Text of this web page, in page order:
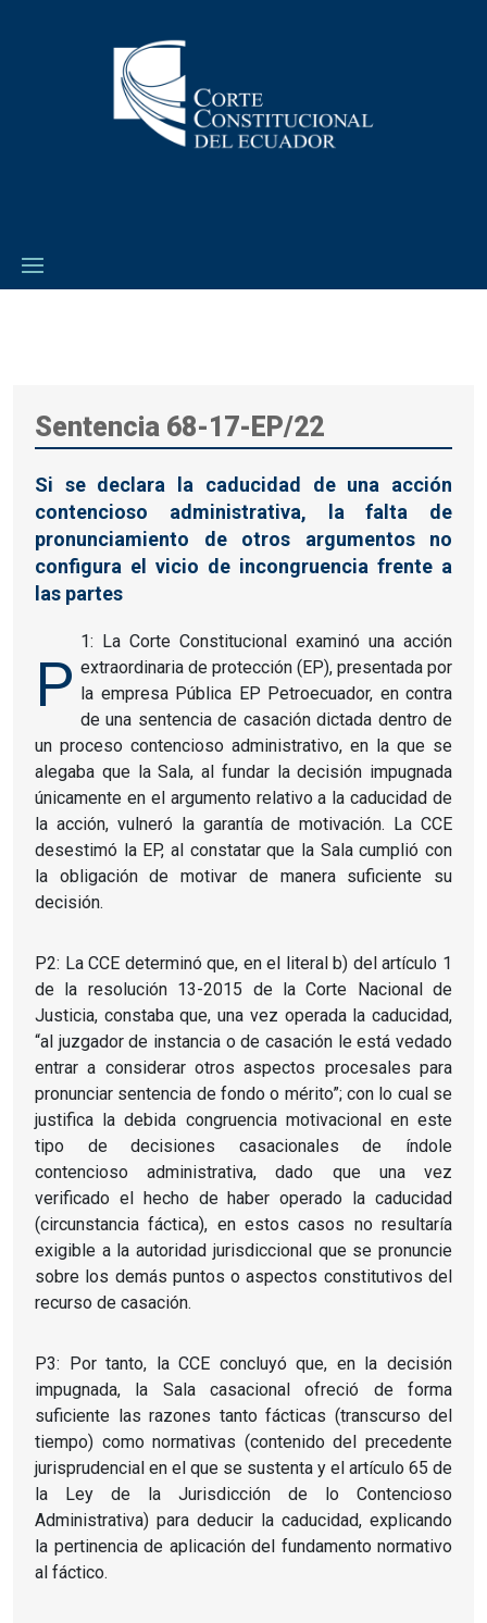
Sentencia 68-17-EP/22
Si se declara la caducidad de una acción
contencioso administrativa, la falta de
pronunciamiento de otros argumentos no
configura el vicio de incongruencia frente a
las partes
P
1: La Corte Constitucional examinó una acción
extraordinaria de protección (EP), presentada por
la empresa Pública EP Petroecuador, en contra
de una sentencia de casación dictada dentro de
un proceso contencioso administrativo, en la que se
alegaba que la Sala, al fundar la decisión impugnada
únicamente en el argumento relativo a la caducidad de
la acción, vulneró la garantía de motivación. La CCE
desestimó la EP, al constatar que la Sala cumplió con
la obligación de motivar de manera suficiente su
decisión.
P2: La CCE determinó que, en el literal b) del artículo 1
de la resolución 13-2015 de la Corte Nacional de
Justicia, constaba que, una vez operada la caducidad,
“al juzgador de instancia o de casación le está vedado
entrar a considerar otros aspectos procesales para
pronunciar sentencia de fondo o mérito”; con lo cual se
justifica la debida congruencia motivacional en este
tipo de decisiones casacionales de índole
contencioso administrativa, dado que una vez
verificado el hecho de haber operado la caducidad
(circunstancia fáctica), en estos casos no resultaría
exigible a la autoridad jurisdiccional que se pronuncie
sobre los demás puntos o aspectos constitutivos del
recurso de casación.
P3: Por tanto, la CCE concluyó que, en la decisión
impugnada, la Sala casacional ofreció de forma
suficiente las razones tanto fácticas (transcurso del
tiempo) como normativas (contenido del precedente
jurisprudencial en el que se sustenta y el artículo 65 de
la Ley de la Jurisdicción de lo Contencioso
Administrativa) para deducir la caducidad, explicando
la pertinencia de aplicación del fundamento normativo
al fáctico.